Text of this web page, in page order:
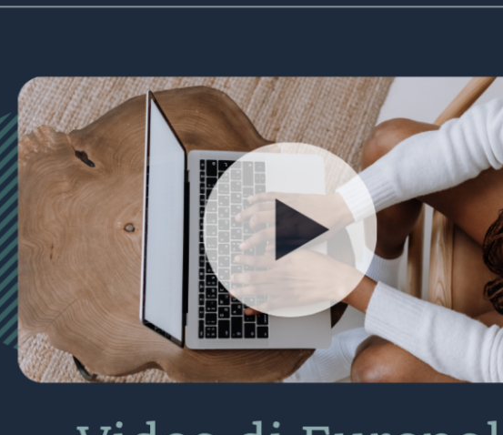
CONTATTI
SHOP